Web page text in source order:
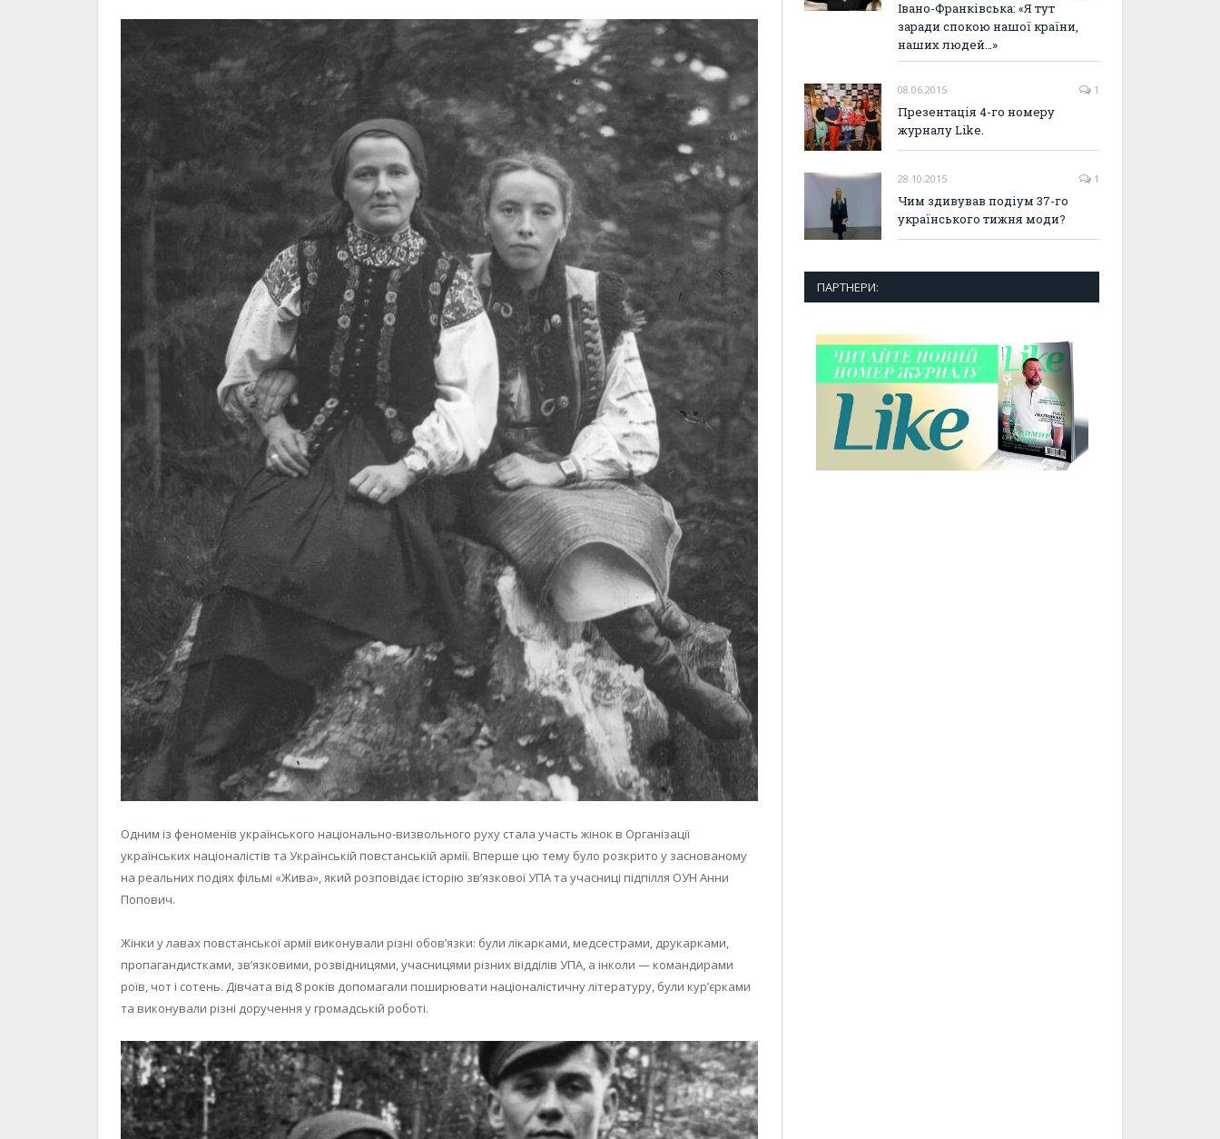
Одним із феноменів українського національно-визвольного руху стала участь жінок в Організації
українських націоналістів та Українській повстанській армії. Вперше цю тему було розкрито у заснованому
на реальних подіях фільмі «Жива», який розповідає історію зв’язкової УПА та учасниці підпілля ОУН Анни
Попович.
Жінки у лавах повстанської армії виконували різні обов’язки: були лікарками, медсестрами, друкарками,
пропагандистками, зв’язковими, розвідницями, учасницями різних відділів УПА, а інколи — командирами
роїв, чот і сотень. Дівчата від 8 років допомагали поширювати націоналістичну літературу, були кур’єрками
та виконували різні доручення у громадській роботі.
Івано-Франківська: «Я тут
заради спокою нашої країни,
наших людей…»
08.06.2015 1
Презентація 4-го номеру
журналу Like.
28.10.2015 1
Чим здивував подіум 37-го
українського тижня моди?
ПАРТНЕРИ: